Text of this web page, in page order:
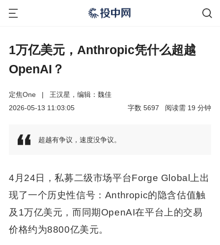
1万亿美元，Anthropic凭什么超越
OpenAI？
定焦One |
王汉星，编辑：魏佳
2026-05-13 11:03:05
分钟
19
阅读需
5697
字数
超越有争议，速度没争议。
4月24日，私募二级市场平台Forge Global上出
现了一个历史性信号：Anthropic的隐含估值触
及1万亿美元，而同期OpenAI在平台上的交易
价格约为8800亿美元。